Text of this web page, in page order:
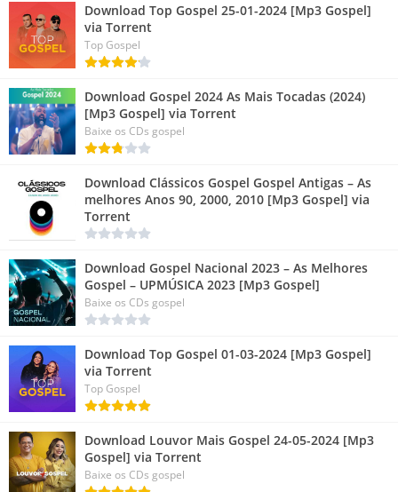
Download Top Gospel 25-01-2024 [Mp3 Gospel]
via Torrent
Top Gospel
Download Gospel 2024 As Mais Tocadas (2024)
[Mp3 Gospel] via Torrent
Baixe os CDs gospel
Download Clássicos Gospel Gospel Antigas – As
melhores Anos 90, 2000, 2010 [Mp3 Gospel] via
Torrent
Download Gospel Nacional 2023 – As Melhores
Gospel – UPMÚSICA 2023 [Mp3 Gospel]
Baixe os CDs gospel
Download Top Gospel 01-03-2024 [Mp3 Gospel]
via Torrent
Top Gospel
Download Louvor Mais Gospel 24-05-2024 [Mp3
Gospel] via Torrent
Baixe os CDs gospel